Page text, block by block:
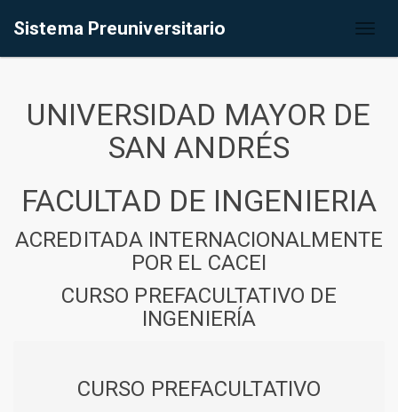
Sistema Preuniversitario
UNIVERSIDAD MAYOR DE
SAN ANDRÉS
FACULTAD DE INGENIERIA
ACREDITADA INTERNACIONALMENTE
POR EL CACEI
CURSO PREFACULTATIVO DE
INGENIERÍA
CURSO PREFACULTATIVO